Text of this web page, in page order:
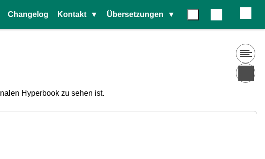
Changelog Kontakt Übersetzungen
Hyperbook zu sehen ist.